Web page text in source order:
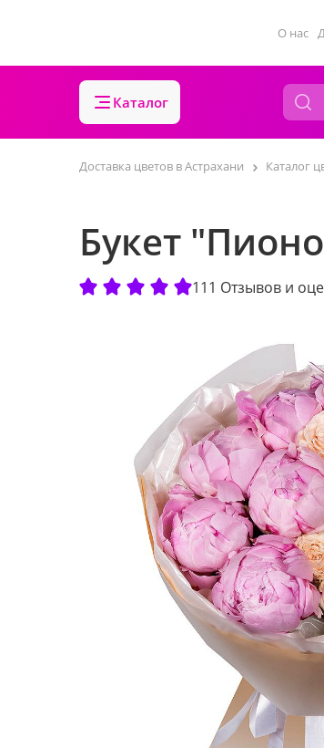
О нас
Каталог
Доставка цветов в Астрахани Каталог
Букет
111 Отзывов и